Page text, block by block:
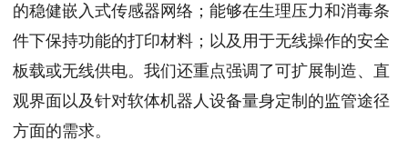
的稳健嵌入式传感器网络；能够在生理压力和消毒条
件下保持功能的打印材料；以及用于无线操作的安全
板载或无线供电。我们还重点强调了可扩展制造、直
观界面以及针对软体机器人设备量身定制的监管途径
方面的需求。